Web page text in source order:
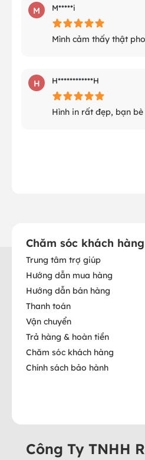
M M*****i
Mình cảm thấy thật
H H************H
Hình in rất đẹp, bạn
Chăm sóc khách hàng
Trung tâm trợ giúp
Hướng dẫn mua hàng
Hướng dẫn bán hàng
Thanh toán
Vận chuyển
Trả hàng & hoàn tiền
Chăm sóc khách hàng
Chính sách bảo hành
Công Ty TNHH